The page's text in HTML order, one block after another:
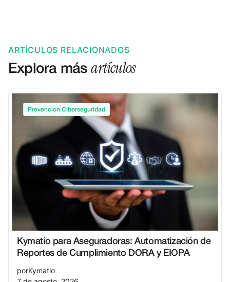
ARTÍCULOS RELACIONADOS
Explora másartículos
Prevencion Ciberseguridad
Kymatio para Aseguradoras: Automatización de
Reportes de Cumplimiento DORA y EIOPA
porKymatio